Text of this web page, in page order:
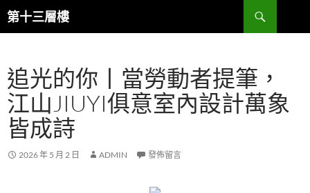
跳
至
內
容
第十三層樓
搜
尋
追光的你丨當勞動者提筆，
江山JIUYI俱意室內設計萬象
皆成詩
2026 年 5 月 2 日 ADMIN 發佈留言